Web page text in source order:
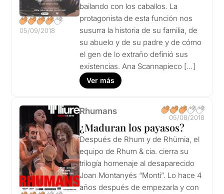
05/09/2018
bailando con los caballos. La
protagonista de esta función nos
susurra la historia de su familia, de
su abuelo y de su padre y de cómo
el gen de lo extraño definió sus
existencias. Ana Scannapieco […]
Ver más
Rhumans
05/08/2018
¿Maduran los payasos?
Después de Rhum y de Rhümia, el
equipo de Rhum & cia. cierra su
trilogía homenaje al desaparecido
Joan Montanyés “Monti”. Lo hace 4
años después de empezarla y con